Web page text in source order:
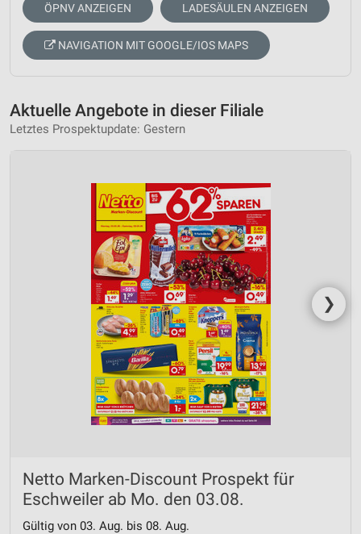
ÖPNV ANZEIGEN LADESÄULEN ANZEIGEN
NAVIGATION MIT GOOGLE/IOS MAPS
Aktuelle Angebote in dieser Filiale
Letztes Prospektupdate: Gestern
❯
Netto Marken-Discount Prospekt für
Eschweiler ab Mo. den 03.08.
Gültig von 03. Aug. bis 08. Aug.